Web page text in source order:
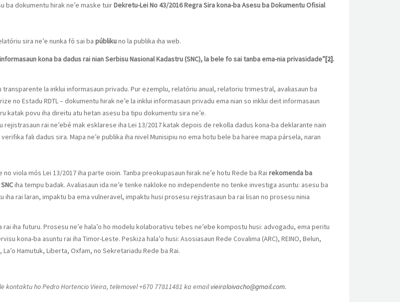
ba dokumentu hirak ne’e maske tuirDekretu-Lei No 43/2016 Regra Sira kona-ba Asesu ba Dokumentu Ofisial
sira ne’e nunka fó sai ba públikuno la publika iha web.
kona ba dadus rai nian Serbisu Nasional Kadastru (SNC), la bele fo sai tanba ema-nia privasidade”[2].
la inklui informasaun privadu. Pur ezemplu, relatóriu anual, relatoriu trimestral, avaliasaun ba
no Estadu RDTL – dokumentu hirak ne’e la inklui informasaun privadu ema nian so inklui deit informasaun
katak povu iha direitu atu hetan asesu ba tipu dokumentu sira ne’e.
rai ne’ebé mak esklarese iha Lei 13/2017 katak depois de rekolla dadus kona-ba deklarante nain
fali dadus sira. Mapa ne’e publika iha nivel Munisipiu no ema hotu bele ba haree mapa pársela, naran
viola mós Lei 13/2017 iha parte oioin. Tanba preokupasaun hirak ne’e hotu Rede ba Rai rekomenda ba
iha tempu badak. Avaliasaun ida ne’e tenke nakloke no independente no tenke investiga asuntu: asesu ba
rai laran, impaktu ba ema vulneravel, impaktu husi prosesu rejistrasaun ba rai lisan no prosesu ninia
iha futuru. Prosesu ne’e hala’o ho modelu kolaborativu tebes ne’ebe kompostu husi: advogadu, ema peritu
kona-ba asuntu rai iha Timor-Leste. Peskiza hala’o husi: Asosiasaun Rede Covalima (ARC), REINO, Belun,
La’o Hamutuk, Liberta, Oxfam, no Sekretariadu Rede ba Rai.
kontaktu ho Pedro Hortencio Vieira, telemovel +670 77811481 ka emailvieiraloivacho@gmail.com.